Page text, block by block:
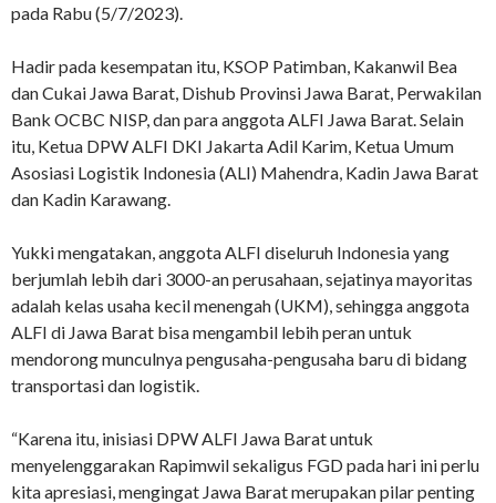
pada Rabu (5/7/2023).
Hadir pada kesempatan itu, KSOP Patimban, Kakanwil Bea
dan Cukai Jawa Barat, Dishub Provinsi Jawa Barat, Perwakilan
Bank OCBC NISP, dan para anggota ALFI Jawa Barat. Selain
itu, Ketua DPW ALFI DKI Jakarta Adil Karim, Ketua Umum
Asosiasi Logistik Indonesia (ALI) Mahendra, Kadin Jawa Barat
dan Kadin Karawang.
Yukki mengatakan, anggota ALFI diseluruh Indonesia yang
berjumlah lebih dari 3000-an perusahaan, sejatinya mayoritas
adalah kelas usaha kecil menengah (UKM), sehingga anggota
ALFI di Jawa Barat bisa mengambil lebih peran untuk
mendorong munculnya pengusaha-pengusaha baru di bidang
transportasi dan logistik.
“Karena itu, inisiasi DPW ALFI Jawa Barat untuk
menyelenggarakan Rapimwil sekaligus FGD pada hari ini perlu
kita apresiasi, mengingat Jawa Barat merupakan pilar penting